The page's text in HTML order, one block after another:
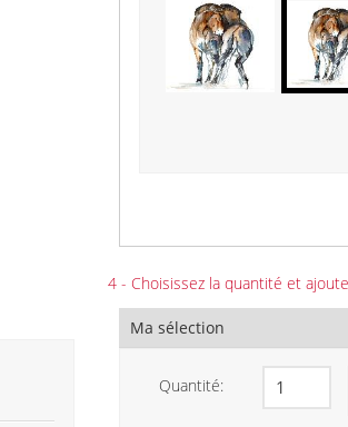
4 - Choisissez la quantité et
Ma sélection
Quantité: